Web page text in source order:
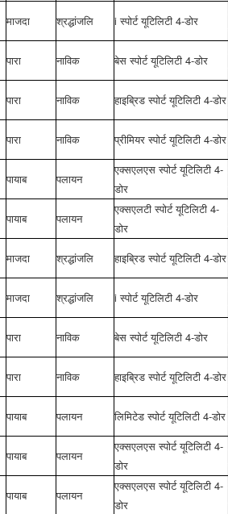
माजदा श्रद्धांजलि i स्पोर्ट यूटिलिटी 4-डोर
पारा नाविक बेस स्पोर्ट यूटिलिटी 4-डोर
पारा नाविक हाइब्रिड स्पोर्ट यूटिलिटी 4-डोर
पारा नाविक प्रीमियर स्पोर्ट यूटिलिटी 4-डोर
पायाब पलायन
एक्सएलएस स्पोर्ट यूटिलिटी 4-
डोर
पायाब पलायन
एक्सएलटी स्पोर्ट यूटिलिटी 4-
डोर
माजदा श्रद्धांजलि हाइब्रिड स्पोर्ट यूटिलिटी 4-डोर
माजदा श्रद्धांजलि i स्पोर्ट यूटिलिटी 4-डोर
पारा नाविक बेस स्पोर्ट यूटिलिटी 4-डोर
पारा नाविक हाइब्रिड स्पोर्ट यूटिलिटी 4-डोर
पायाब पलायन लिमिटेड स्पोर्ट यूटिलिटी 4-डोर
पायाब पलायन
एक्सएलएस स्पोर्ट यूटिलिटी 4-
डोर
पायाब पलायन
एक्सएलएस स्पोर्ट यूटिलिटी 4-
डोर